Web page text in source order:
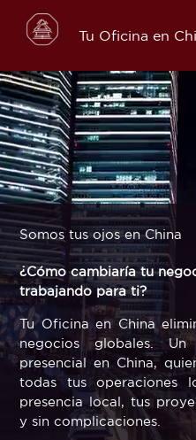
content
Tu Oficina en
Somos tus ojos en China
¿Cómo cambiaría tu
trabajando para ti?
Tu Oficina en China
negocios globales.
presencial en China,
todas tus operaciones
presencia local, tus
y sin complicaciones.